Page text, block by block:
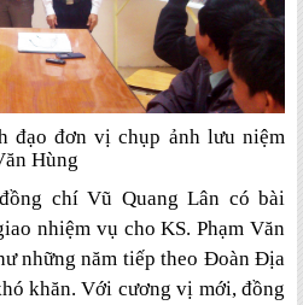
đạo đơn vị chụp ảnh lưu niệm
Hùng
chí Vũ Quang Lân có bài
nhiệm vụ cho KS. Phạm Văn
những năm tiếp theo Đoàn Địa
khăn. Với cương vị mới, đồng